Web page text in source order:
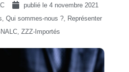
publié le 4 novembre 2021
Qui sommes-nous ?
Représenter
ZZZ-Importés